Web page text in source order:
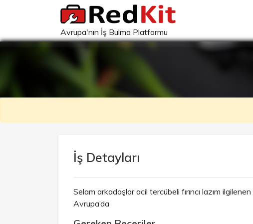
Avrupa'nın İş Bulma Platformu
İş Detayları
Selam arkadaşlar acil tercübeli fırıncı lazım
Avrupa’da